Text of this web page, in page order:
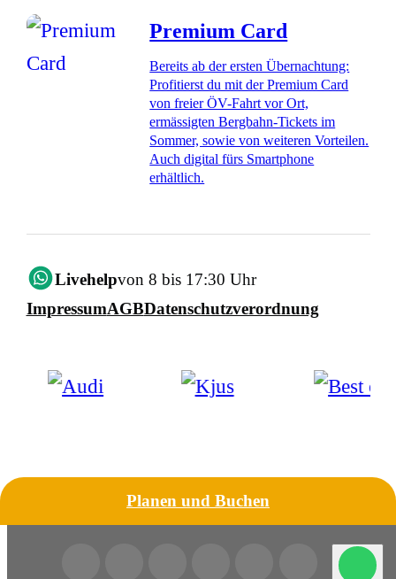
Premium Card
Bereits ab der ersten Übernachtung:
Profitierst du mit der Premium Card
von freier ÖV-Fahrt vor Ort,
ermässigten Bergbahn-Tickets im
Sommer, sowie von weiteren Vorteilen.
Auch digital fürs Smartphone
erhältlich.
Livehelpvon 8 bis 17:30 Uhr
ImpressumAGBDatenschutzverordnung
Planen und Buchen